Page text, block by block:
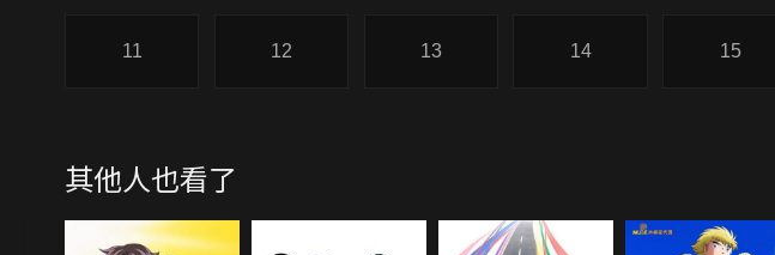
11 12 13 14 15
其他人也看了